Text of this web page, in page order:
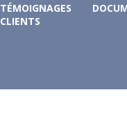
TÉMOIGNAGES
CLIENTS